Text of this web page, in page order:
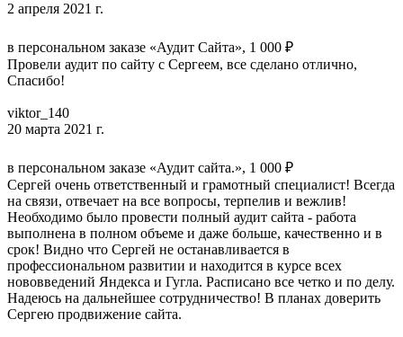
2 апреля 2021 г.
в персональном заказе «Аудит Сайта», 1 000 ₽
Провели аудит по сайту с Сергеем, все сделано отлично,
Спасибо!
viktor_140
20 марта 2021 г.
в персональном заказе «Аудит сайта.», 1 000 ₽
Сергей очень ответственный и грамотный специалист! Всегда
на связи, отвечает на все вопросы, терпелив и вежлив!
Необходимо было провести полный аудит сайта - работа
выполнена в полном объеме и даже больше, качественно и в
срок! Видно что Сергей не останавливается в
профессиональном развитии и находится в курсе всех
нововведений Яндекса и Гугла. Расписано все четко и по делу.
Надеюсь на дальнейшее сотрудничество! В планах доверить
Сергею продвижение сайта.